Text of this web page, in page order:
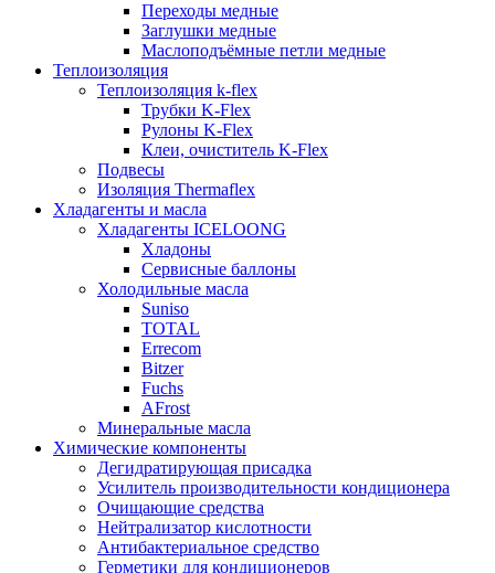
Переходы медные
Заглушки медные
Маслоподъёмные петли медные
Теплоизоляция
Теплоизоляция k-flex
Трубки K-Flex
Рулоны K-Flex
Клеи, очиститель K-Flex
Подвесы
Изоляция Thermaflex
Хладагенты и масла
Хладагенты ICELOONG
Хладоны
Сервисные баллоны
Холодильные масла
Suniso
TOTAL
Errecom
Bitzer
Fuchs
AFrost
Минеральные масла
Химические компоненты
Дегидратирующая присадка
Усилитель производительности кондиционера
Очищающие средства
Нейтрализатор кислотности
Антибактериальное средство
Герметики для кондиционеров